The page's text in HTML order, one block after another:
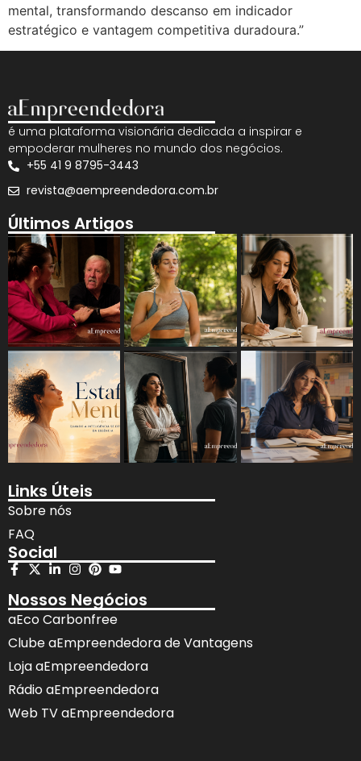
mental, transformando descanso em indicador
estratégico e vantagem competitiva duradoura.”
é uma plataforma visionária dedicada a inspirar e
empoderar mulheres no mundo dos negócios.
+55 41 9 8795-3443
revista@aempreendedora.com.br
Últimos Artigos
Links Úteis
Sobre nós
FAQ
Social
Nossos Negócios
aEco Carbonfree
Clube aEmpreendedora de Vantagens
Loja aEmpreendedora
Rádio aEmpreendedora
Web TV aEmpreendedora